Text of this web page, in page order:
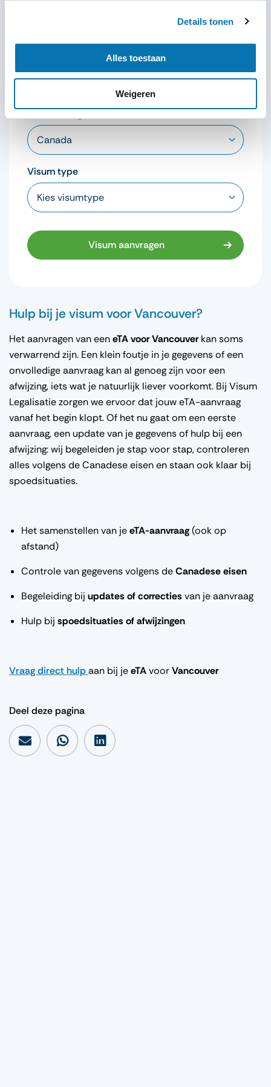
Details tonen
Alles toestaan
Weigeren
Visum type
Visum aanvragen
Hulp bij je visum voor Vancouver?
Het aanvragen van eeneTA voor Vancouverkan soms
verwarrend zijn. Een klein foutje in je gegevens of een
onvolledige aanvraag kan al genoeg zijn voor een
afwijzing, iets wat je natuurlijk liever voorkomt. Bij Visum
Legalisatie zorgen we ervoor dat jouw eTA-aanvraag
vanaf het begin klopt. Of het nu gaat om een eerste
aanvraag, een update van je gegevens of hulp bij een
afwijzing: wij begeleiden je stap voor stap, controleren
alles volgens de Canadese eisen en staan ook klaar bij
spoedsituaties.
Het samenstellen van jeeTA-aanvraag(ook op
afstand)
Controle van gegevens volgens deCanadese eisen
Begeleiding bij updates of correcties van je aanvraag
Hulp bij spoedsituaties of afwijzingen
Vraag direct hulpaan bij jeeTAvoorVancouver
Deel deze pagina